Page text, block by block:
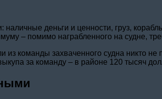
деньги и ценности, груз,
– помимо награбленного на судне,
команды захваченного судна никто
за команду – в районе 120 тысяч